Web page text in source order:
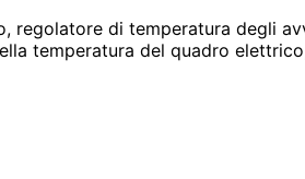
di temperatura degli
temperatura del quadro